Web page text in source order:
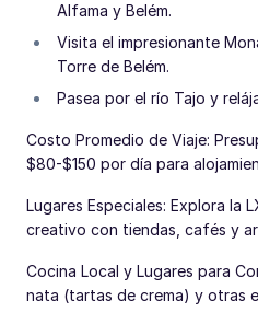
Alfama y Belém.
Visita el impresionante
Torre de Belém.
Pasea por el río Tajo y
Costo Promedio de Viaje:
$80-$150 por día para
Lugares Especiales: Explora la
creativo con tiendas, cafés y
Cocina Local y Lugares para
nata (tartas de crema) y otras